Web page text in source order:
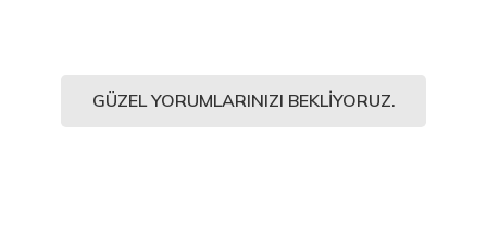
GÜZEL YORUMLARINIZI BEKLIYORUZ.